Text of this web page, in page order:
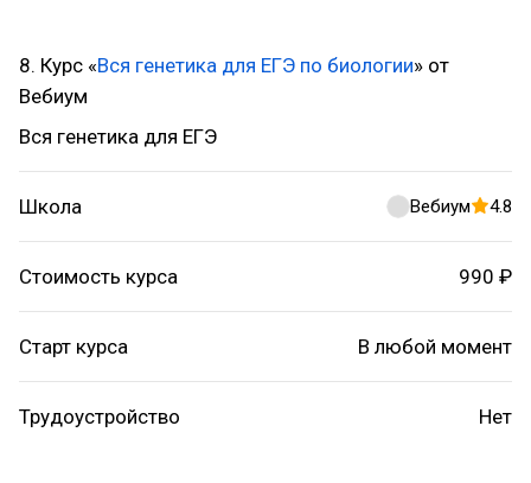
8. Курс «Вся генетика для ЕГЭ по биологии» от
Вебиум
Вся генетика для ЕГЭ
Школа Вебиум 4.8
Стоимость курса 990 ₽
Старт курса В любой момент
Трудоустройство Нет